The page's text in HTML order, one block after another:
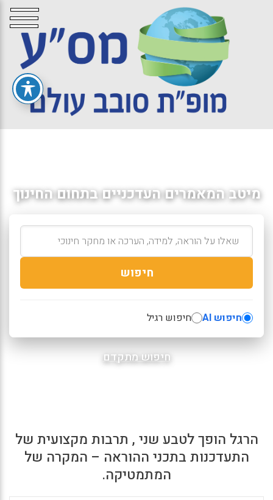
מיטב המאמרים העדכניים בתחום החינוך
חיפוש
חיפוש AI חיפוש רגיל
חיפוש מתקדם
הרגל הופך לטבע שני , תרבות מקצועית של
התעדכנות בתכני ההוראה – המקרה של
המתמטיקה.